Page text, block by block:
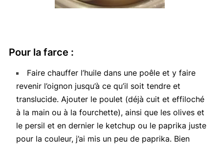
Pour la farce :
Faire chauffer l’huile dans une poêle et y faire
revenir l’oignon jusqu’à ce qu’il soit tendre et
translucide. Ajouter le poulet (déjà cuit et effiloché
à la main ou à la fourchette), ainsi que les olives et
le persil et en dernier le ketchup ou le paprika juste
pour la couleur, j’ai mis un peu de paprika. Bien